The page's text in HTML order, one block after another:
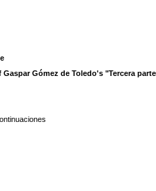
Gómez de Toledo's "Tercera